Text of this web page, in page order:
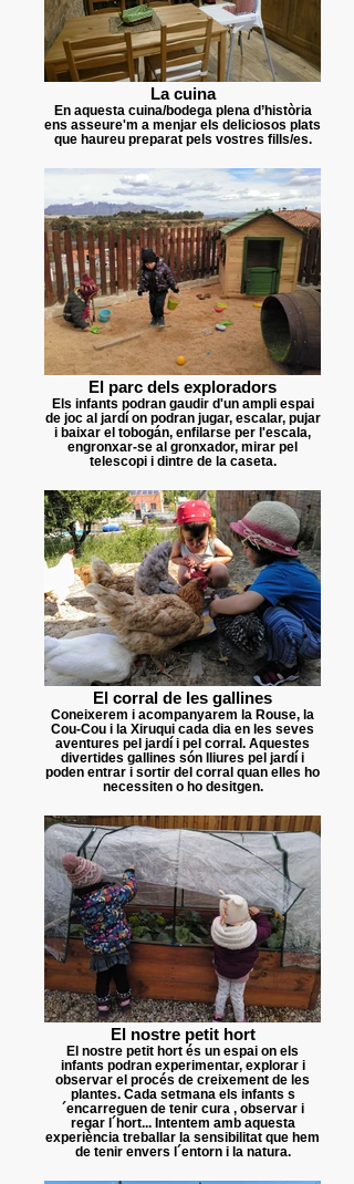
La cuina
En aquesta cuina/bodega plena d’història
ens asseure'm a menjar els deliciosos plats
que haureu preparat pels vostres fills/es.
El parc dels exploradors
Els infants podran gaudir d'un ampli espai
de joc al jardí on podran jugar, escalar, pujar
i baixar el tobogán, enfilarse per l'escala,
engronxar-se al gronxador, mirar pel
telescopi i dintre de la caseta.
El corral de les gallines
Coneixerem i acompanyarem la Rouse, la
Cou-Cou i la Xiruqui cada dia en les seves
aventures pel jardí i pel corral. Aquestes
divertides gallines són lliures pel jardí i
poden entrar i sortir del corral quan elles ho
necessiten o ho desitgen.
El nostre petit hort
El nostre petit hort és un espai on els
infants podran experimentar, explorar i
observar el procés de creixement de les
plantes. Cada setmana els infants s
´encarreguen de tenir cura , observar i
regar l´hort... Intentem amb aquesta
experiència treballar la sensibilitat que hem
de tenir envers l´entorn i la natura.